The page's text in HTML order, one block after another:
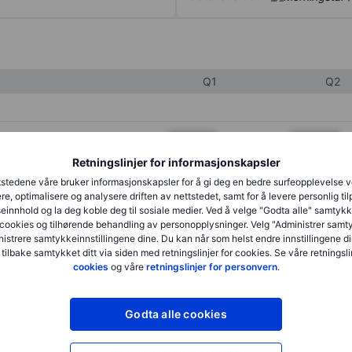
Retningslinjer for informasjonskapsler
våre bruker informasjonskapsler for å gi deg en bedre surfeopplevelse
optimalisere og analysere driften av nettstedet, samt for å levere personlig
og la deg koble deg til sosiale medier. Ved å velge "Godta alle"
og tilhørende behandling av personopplysninger. Velg "Administrer
samtykkeinnstillingene dine. Du kan når som helst endre innstillingene
samtykket ditt via siden med retningslinjer for cookies. Se våre
cookies og våre retningslinjer for personvern.
Godta alle cookies
Q1 Q2
XXXXXXX XXXXXXX
XXXXXXX
XXXXXXX XXXXXXX
XXXXXXX XXXXXXX
XXXXXXX
XXXXXXX